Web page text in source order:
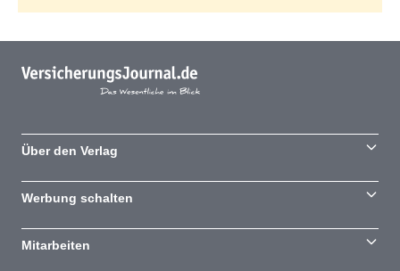
Über den Verlag
Werbung schalten
Mitarbeiten